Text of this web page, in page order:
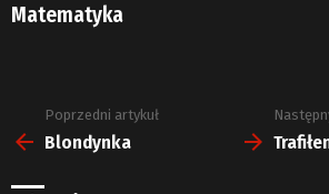
Matematyka
Zobacz
więcej
Poprzedni artykuł
Blondynka